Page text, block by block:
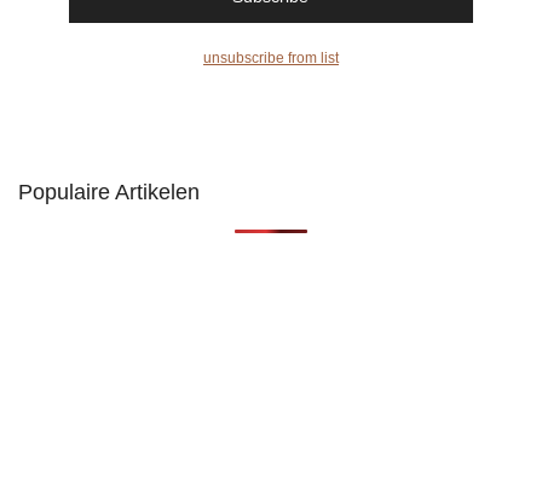
unsubscribe from list
Populaire Artikelen